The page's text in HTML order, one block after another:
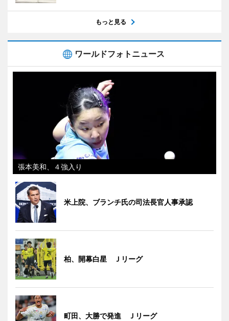
もっと見る
ワールドフォトニュース
張本美和、４強入り
米上院、ブランチ氏の司法長官人事承認
柏、開幕白星 Ｊリーグ
町田、大勝で発進 Ｊリーグ